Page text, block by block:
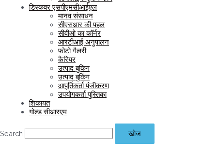
डिस्कवर एसपीएमसीआईएल
मानव संसाधन
सीएसआर की पहल
सीवीओ का कॉर्नर
आरटीआई अनुपालन
फोटो गैलरी
कैरियर
उत्पाद बुकिंग
उत्पाद बुकिंग
आपूर्तिकर्ता पंजीकरण
उपयोगकर्ता पुस्तिका
शिकायत
गोल्ड सीआरएम
Search खोज